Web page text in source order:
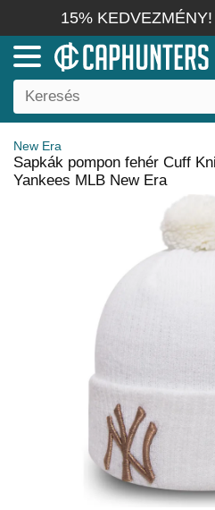
15% KEDVEZMÉNY!
New Era
Sapkák pompon fehér Cuff
Yankees MLB New Era